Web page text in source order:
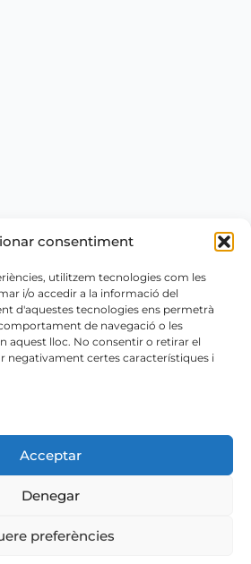
consentiment
utilitzem tecnologies com les
i/o accedir a la informació del
d'aquestes tecnologies ens permetrà
de navegació o les
aquest lloc. No consentir o retirar el
negativament certes característiques i
Acceptar
Denegar
preferències